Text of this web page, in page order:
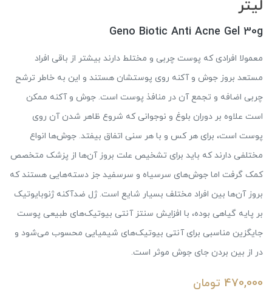
لیتر
Geno Biotic Anti Acne Gel 30g
معمولا افرادی که پوست چربی و مختلط دارند بیشتر از باقی افراد
مستعد بروز جوش و آکنه روی پوستشان هستند و این به خاطر ترشح
چربی اضافه و تجمع آن در منافذ پوست است. جوش و آکنه ممکن
است علاوه بر دوران بلوغ و نوجوانی که شروع ظاهر شدن آن روی
پوست است، برای هر کس و با هر سنی اتفاق بیفتد. جوش‌ها انواع
مختلفی دارند که باید برای تشخیص علت بروز آن‌ها از پزشک متخصص
کمک گرفت اما جوش‌های سرسیاه و سرسفید جز دسته‌هایی هستند که
بروز آن‌ها بین افراد مختلف بسیار شایع است. ژل ضدآکنه ژنوبایوتیک
بر پایه گیاهی بوده، با افزایش سنتز آنتی بیوتیک‌های طبیعی پوست
جایگزین مناسبی برای آنتی بیوتیک‌های شیمیایی محسوب می‌شود و
در از بین بردن جای جوش موثر است.
470,000 تومان